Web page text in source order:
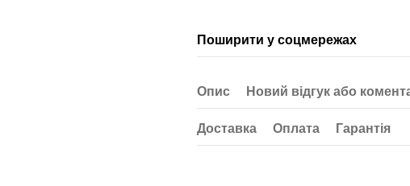
Поширити у соцмережах
Опис Новий відгук або
Доставка Оплата Гарантія